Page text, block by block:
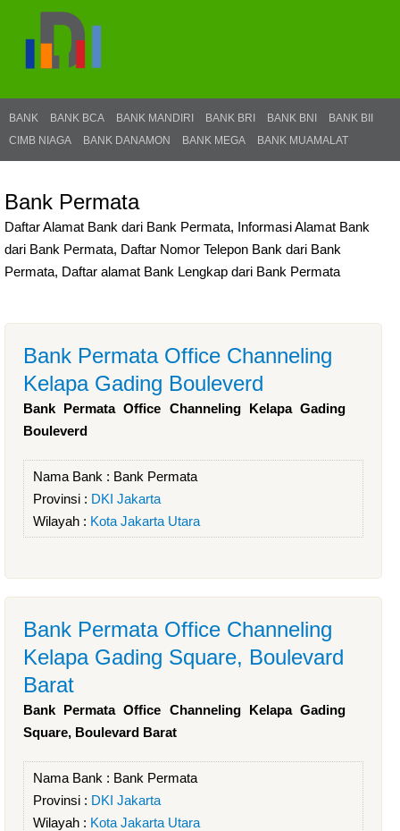
BANK BANK BCA BANK MANDIRI BANK BRI BANK BNI
BANK BII
CIMB NIAGA
BANK DANAMON BANK MEGA BANK MUAMALAT
Bank Permata
Daftar Alamat Bank dari Bank Permata, Informasi Alamat Bank
dari Bank Permata, Daftar Nomor Telepon Bank dari Bank
Permata, Daftar alamat Bank Lengkap dari Bank Permata
Bank Permata Office Channeling
Kelapa Gading Bouleverd
Bank Permata Office Channeling Kelapa Gading
Bouleverd
Nama Bank : Bank Permata
Provinsi : DKI Jakarta
Wilayah : Kota Jakarta Utara
Bank Permata Office Channeling
Kelapa Gading Square, Boulevard
Barat
Bank Permata Office Channeling Kelapa Gading
Square, Boulevard Barat
Nama Bank : Bank Permata
Provinsi : DKI Jakarta
Wilayah : Kota Jakarta Utara